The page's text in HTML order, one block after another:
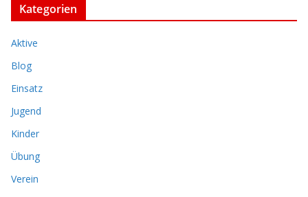
Kategorien
Aktive
Blog
Einsatz
Jugend
Kinder
Übung
Verein